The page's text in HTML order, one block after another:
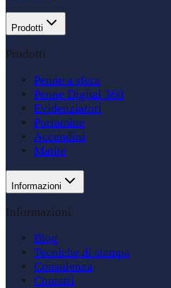
Prodotti
Prodotti
Penne a sfera
Penne Digital 360
Evidenziatori
Portamine
Accendini
Matite
Informazioni
Informazioni
Blog
Tecniche di stampa
Consulenza
Contatti